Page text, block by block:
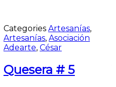
Categories Artesanías,
Artesanías, Asociación
Adearte, César
Quesera # 5